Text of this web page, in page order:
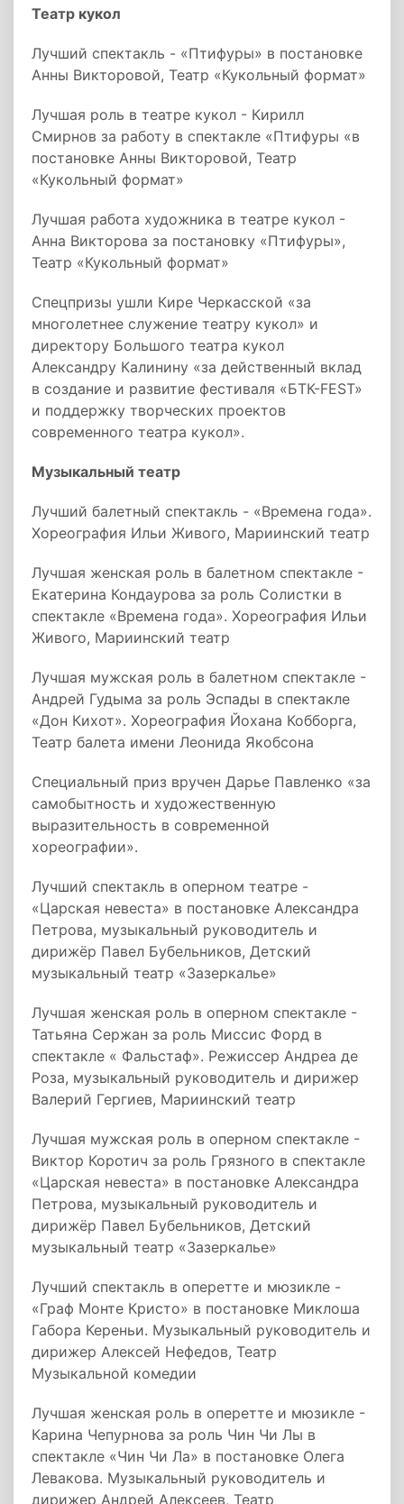
Театр кукол
Лучший спектакль - «Птифуры» в постановке
Анны Викторовой, Театр «Кукольный формат»
Лучшая роль в театре кукол - Кирилл
Смирнов за работу в спектакле «Птифуры «в
постановке Анны Викторовой, Театр
«Кукольный формат»
Лучшая работа художника в театре кукол -
Анна Викторова за постановку «Птифуры»,
Театр «Кукольный формат»
Спецпризы ушли Кире Черкасской «за
многолетнее служение театру кукол» и
директору Большого театра кукол
Александру Калинину «за действенный вклад
в создание и развитие фестиваля «БТК-FEST»
и поддержку творческих проектов
современного театра кукол».
Музыкальный театр
Лучший балетный спектакль - «Времена года».
Хореография Ильи Живого, Мариинский театр
Лучшая женская роль в балетном спектакле -
Екатерина Кондаурова за роль Солистки в
спектакле «Времена года». Хореография Ильи
Живого, Мариинский театр
Лучшая мужская роль в балетном спектакле -
Андрей Гудыма за роль Эспады в спектакле
«Дон Кихот». Хореография Йохана Кобборга,
Театр балета имени Леонида Якобсона
Специальный приз вручен Дарье Павленко «за
самобытность и художественную
выразительность в современной
хореографии».
Лучший спектакль в оперном театре -
«Царская невеста» в постановке Александра
Петрова, музыкальный руководитель и
дирижёр Павел Бубельников, Детский
музыкальный театр «Зазеркалье»
Лучшая женская роль в оперном спектакле -
Татьяна Сержан за роль Миссис Форд в
спектакле « Фальстаф». Режиссер Андреа де
Роза, музыкальный руководитель и дирижер
Валерий Гергиев, Мариинский театр
Лучшая мужская роль в оперном спектакле -
Виктор Коротич за роль Грязного в спектакле
«Царская невеста» в постановке Александра
Петрова, музыкальный руководитель и
дирижёр Павел Бубельников, Детский
музыкальный театр «Зазеркалье»
Лучший спектакль в оперетте и мюзикле -
«Граф Монте Кристо» в постановке Миклоша
Габора Кереньи. Музыкальный руководитель и
дирижер Алексей Нефедов, Театр
Музыкальной комедии
Лучшая женская роль в оперетте и мюзикле -
Карина Чепурнова за роль Чин Чи Лы в
спектакле «Чин Чи Ла» в постановке Олега
Левакова. Музыкальный руководитель и
дирижер Андрей Алексеев, Театр